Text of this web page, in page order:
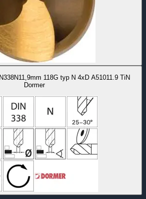
118G typ N 4xD A51011.9 TiN
Dormer